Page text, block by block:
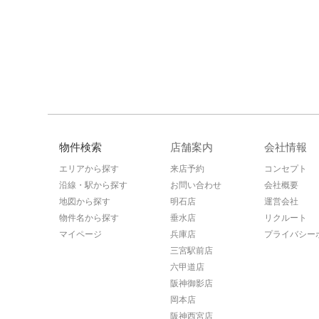
物件検索
エリアから探す
沿線・駅から探す
地図から探す
物件名から探す
マイページ
店舗案内
来店予約
お問い合わせ
明石店
垂水店
兵庫店
三宮駅前店
六甲道店
阪神御影店
岡本店
阪神西宮店
会社情報
コンセプト
会社概要
運営会社
リクルート
プライバシー